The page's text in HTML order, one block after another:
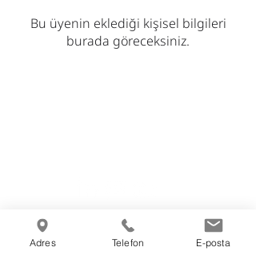
Bu üyenin eklediği kişisel bilgileri
burada göreceksiniz.
K.V.K.K. Aydınlatma Metni
Adres Telefon E-posta